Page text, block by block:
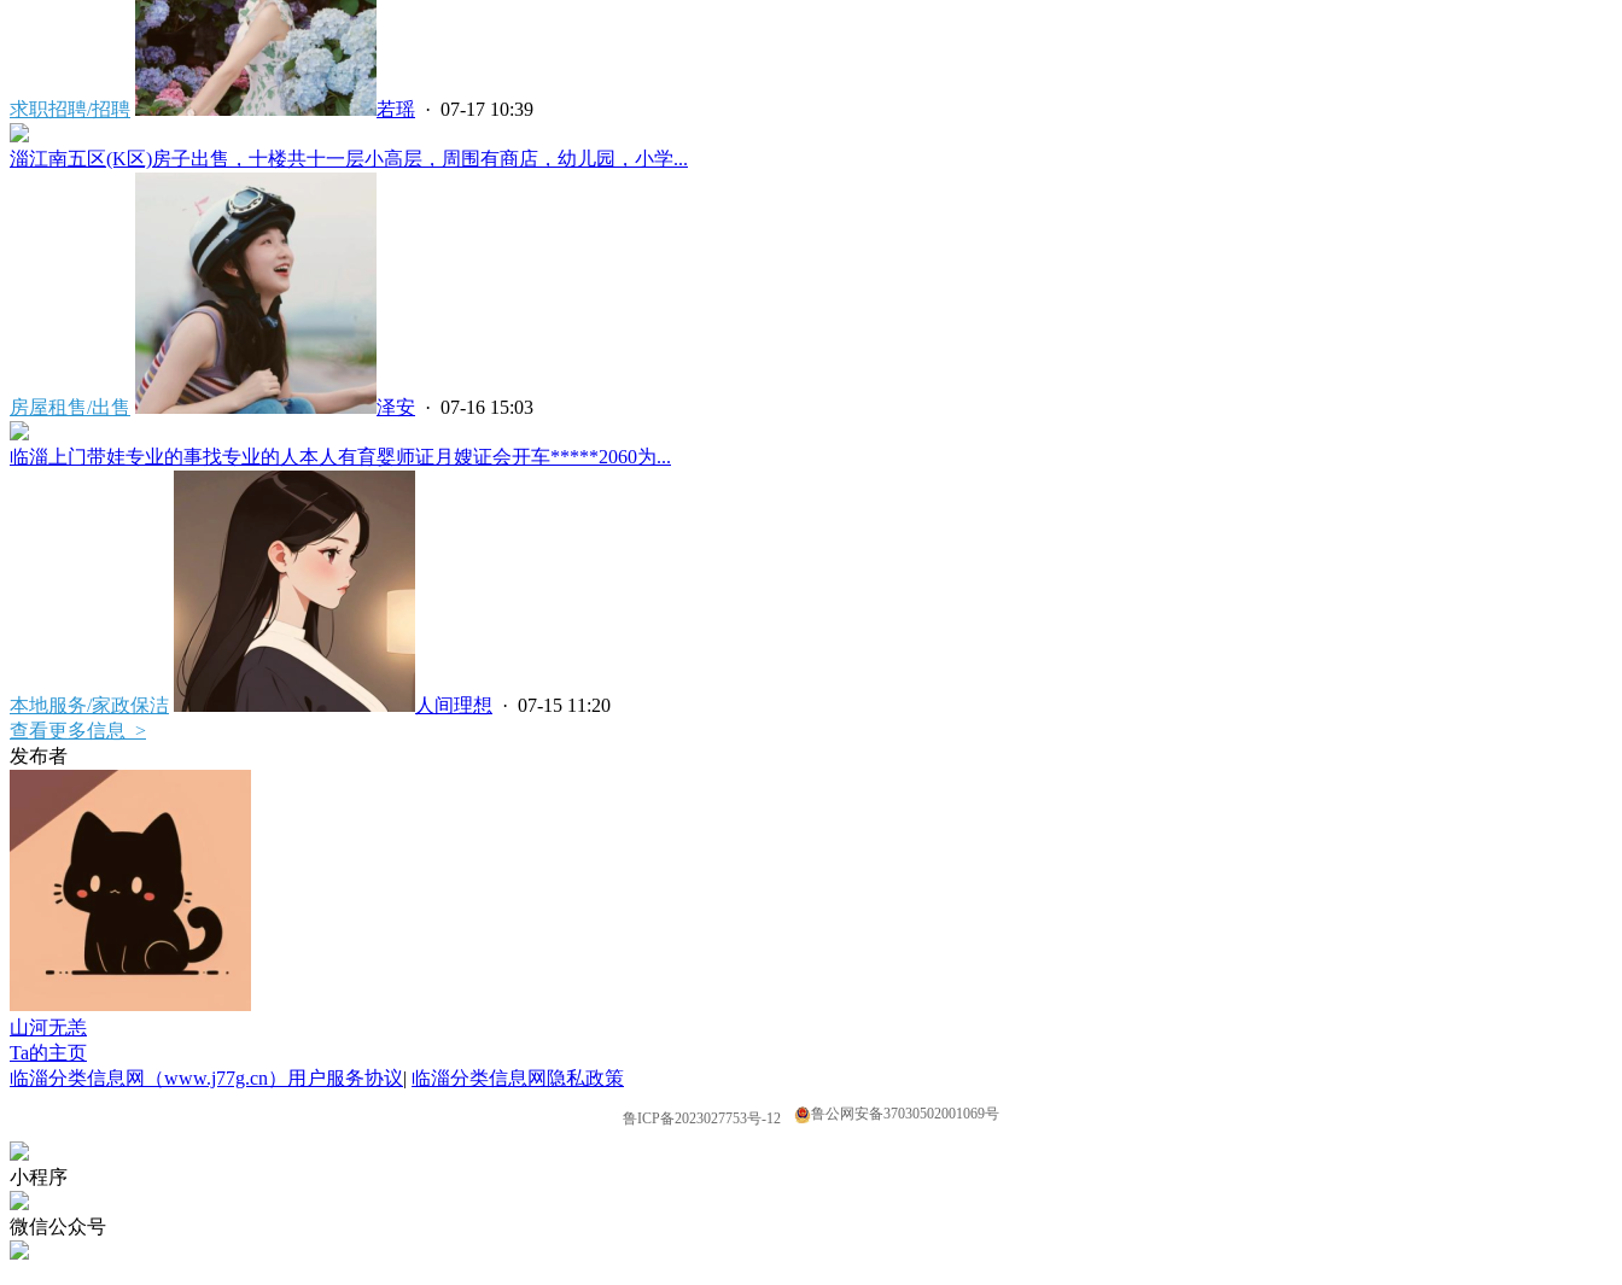
求职招聘/招聘 若瑶 · 07-17 10:39
淄江南五区(K区)房子出售，十楼共十一层小高层，周围有商店，幼儿园，小学...
房屋租售/出售 泽安 · 07-16 15:03
临淄上门带娃专业的事找专业的人本人有育婴师证月嫂证会开车*****2060为...
本地服务/家政保洁 人间理想 · 07-15 11:20
查看更多信息 >
发布者
山河无恙
Ta的主页
临淄分类信息网（www.j77g.cn）用户服务协议| 临淄分类信息网隐私政策
鲁ICP备2023027753号-12 鲁公网安备37030502001069号
小程序
微信公众号